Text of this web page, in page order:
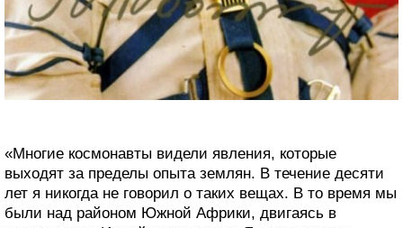
«Многие космонавты видели явления, которые
выходят за пределы опыта землян. В течение десяти
лет я никогда не говорил о таких вещах. В то время мы
были над районом Южной Африки, двигаясь в